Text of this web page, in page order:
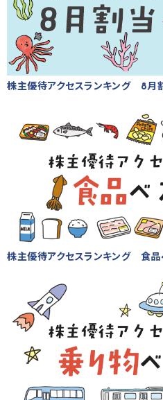
株主優待アクセスランキング 8月
株主優待アクセスランキング 食品